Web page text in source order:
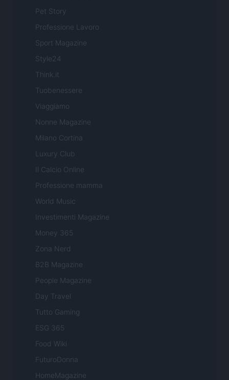
Pet Story
Professione Lavoro
Sport Magazine
Style24
Think.it
Tuobenessere
Viaggiamo
Nonne Magazine
Milano Cortina
Luxury Club
Il Calcio Online
Professione mamma
World Music
Investimenti Magazine
Money 365
Zona Nerd
B2B Magazine
People Magazine
Day Travel
Tutto Gaming
ESG 365
Food Wiki
FuturoDonna
HomeMagazine